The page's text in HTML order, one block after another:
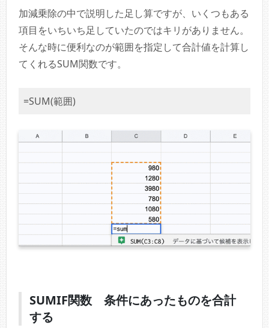
加減乗除の中で説明した足し算ですが、いくつもある
項目をいちいち足していたのではキリがありません。
そんな時に便利なのが範囲を指定して合計値を計算し
てくれるSUM関数です。
=SUM(範囲)
SUMIF関数 条件にあったものを合計
する